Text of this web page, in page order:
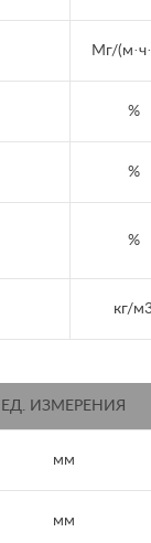
Мг/
%
%
%
кг/
ЕД. ИЗМЕРЕНИЯ
мм
мм